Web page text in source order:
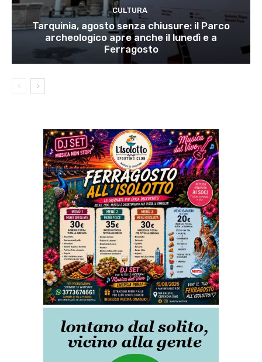
CULTURA
Tarquinia, agosto senza chiusure: il Parco
archeologico apre anche il lunedì e a
Ferragosto